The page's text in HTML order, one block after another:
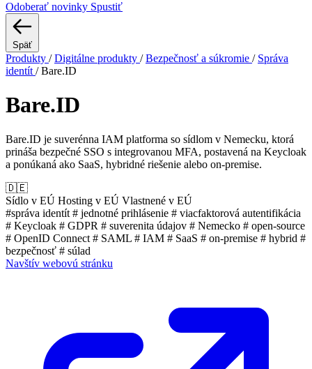
Odoberať novinky Spustiť
Späť
Produkty / Digitálne produkty / Bezpečnosť a súkromie / Správa
identít / Bare.ID
Bare.ID
Bare.ID je suverénna IAM platforma so sídlom v Nemecku, ktorá
prináša bezpečné SSO s integrovanou MFA, postavená na Keycloak
a ponúkaná ako SaaS, hybridné riešenie alebo on-premise.
🇩🇪
Sídlo v EÚ Hosting v EÚ Vlastnené v EÚ
#správa identít # jednotné prihlásenie # viacfaktorová autentifikácia
# Keycloak # GDPR # suverenita údajov # Nemecko # open-source
# OpenID Connect # SAML # IAM # SaaS # on-premise # hybrid #
bezpečnosť # súlad
Navštív webovú stránku